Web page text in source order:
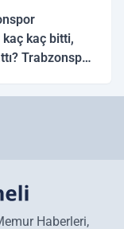
kaç bitti,
Trabzonspor
Haberleri,